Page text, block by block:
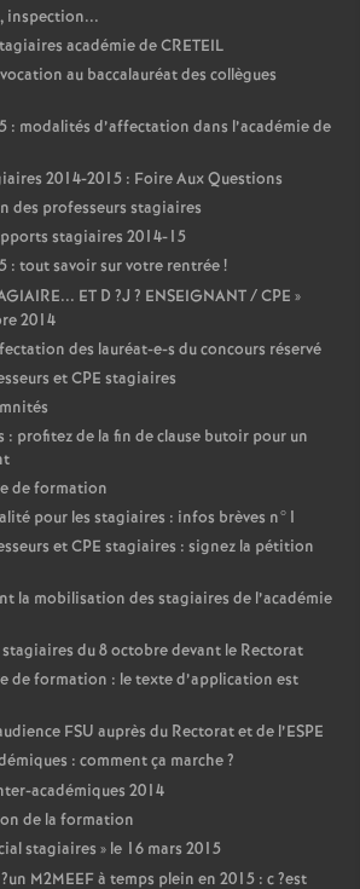
inspection...
académie deCRETEIL
au baccalauréat des collègues
: modalités d’affectation dans l’académie de
2014-2015 : Foire Aux Questions
des professeurs stagiaires
stagiaires 2014-15
: tout savoir sur votre rentrée!
... ET D ?J ? ENSEIGNANT/CPE »
2014
des lauréat-e-s du concours réservé
etCPE stagiaires
: profitez de la fin de clause butoir pour un
de formation
pour les stagiaires : infos brèves n°1
etCPE stagiaires : signez la pétition
la mobilisation des stagiaires de l’académie
du 8 octobre devant le Rectorat
de formation : le texte d’application est
FSU auprès du Rectorat et de l’ESPE
: comment ça marche?
académiques 2014
de la formation
stagiaires » le 16 mars 2015
?un M2MEEFà temps plein en 2015 : c?est